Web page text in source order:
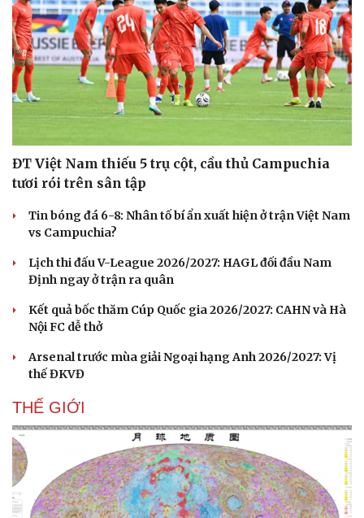
ĐT Việt Nam thiếu 5 trụ cột, cầu thủ Campuchia
tươi rói trên sân tập
Tin bóng đá 6-8: Nhân tố bí ẩn xuất hiện ở trận Việt Nam
vs Campuchia?
Lịch thi đấu V-League 2026/2027: HAGL đối đầu Nam
Định ngay ở trận ra quân
Kết quả bốc thăm Cúp Quốc gia 2026/2027: CAHN và Hà
Nội FC dễ thở
Arsenal trước mùa giải Ngoại hạng Anh 2026/2027: Vị
thế ĐKVĐ
THẾ GIỚI